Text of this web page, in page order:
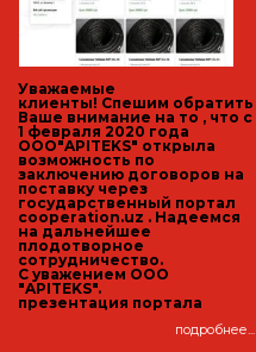
Уважаемые
клиенты! Спешим обратить
Ваше внимание на то , что с
1 февраля 2020 года
ООО"APITEKS" открыла
возможность по
заключению договоров на
поставку через
государственный портал
cooperation.uz . Надеемся
на дальнейшее
плодотворное
сотрудничество.
С уважением ООО
"APITEKS".
презентация портала
подробнее...